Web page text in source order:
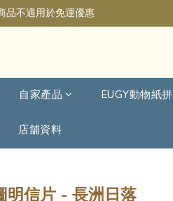
品不適用於免運優惠
自家產品 EUGY動物紙拼
店舖資料
明信片 - 長洲日落